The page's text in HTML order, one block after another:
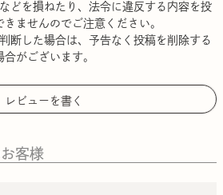
どを損ねたり、法令に違反する内容を投
ませんのでご注意ください。
断した場合は、予告なく投稿を削除する
合がございます。
レビューを書く
客様